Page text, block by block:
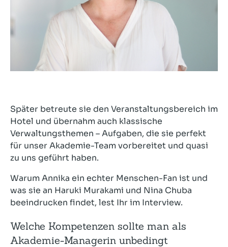
Später betreute sie den Veranstaltungsbereich im
Hotel und übernahm auch klassische
Verwaltungsthemen – Aufgaben, die sie perfekt
für unser Akademie-Team vorbereitet und quasi
zu uns geführt haben.
Warum Annika ein echter Menschen-Fan ist und
was sie an Haruki Murakami und Nina Chuba
beeindrucken findet, lest Ihr im Interview.
Welche Kompetenzen sollte man als
Akademie-Managerin unbedingt